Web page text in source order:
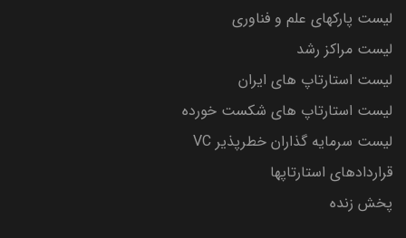
لیست پارکهای علم و فناوری
لیست مراکز رشد
لیست استارتاپ های ایران
لیست استارتاپ های شکست خورده
لیست سرمایه گذاران خطرپذیر VC
قراردادهای استارتاپها
پخش زنده